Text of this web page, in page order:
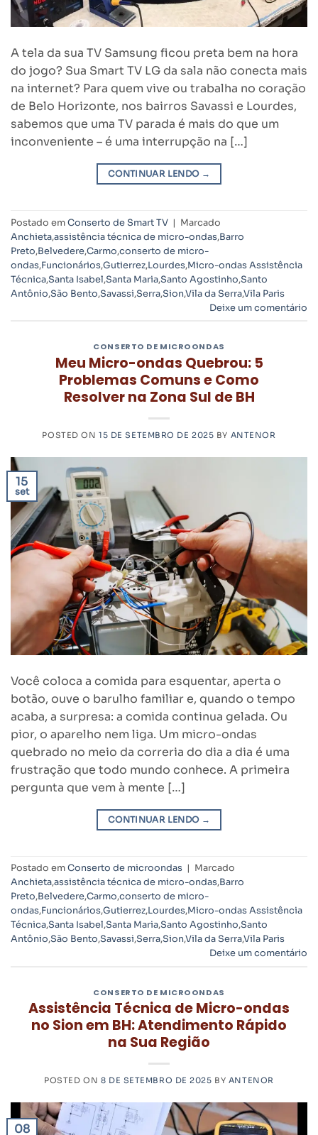
A tela da sua TV Samsung ficou preta bem na hora
do jogo? Sua Smart TV LG da sala não conecta mais
na internet? Para quem vive ou trabalha no coração
de Belo Horizonte, nos bairros Savassi e Lourdes,
sabemos que uma TV parada é mais do que um
inconveniente – é uma interrupção na […]
CONTINUAR LENDO →
Postado emConserto de Smart TV | Marcado
Anchieta,assistência técnica de micro-ondas,Barro
Preto,Belvedere,Carmo,conserto de micro-
ondas,Funcionários,Gutierrez,Lourdes,Micro-ondas Assistência
Técnica,Santa Isabel,Santa Maria,Santo Agostinho,Santo
Antônio,São Bento,Savassi,Serra,Sion,Vila da Serra,Vila Paris
Deixe um comentário
CONSERTO DE MICROONDAS
Meu Micro-ondas Quebrou: 5
Problemas Comuns e Como
Resolver na Zona Sul de BH
POSTED ON15 DE SETEMBRO DE 2025 BY ANTENOR
15
set
Você coloca a comida para esquentar, aperta o
botão, ouve o barulho familiar e, quando o tempo
acaba, a surpresa: a comida continua gelada. Ou
pior, o aparelho nem liga. Um micro-ondas
quebrado no meio da correria do dia a dia é uma
frustração que todo mundo conhece. A primeira
pergunta que vem à mente […]
CONTINUAR LENDO →
Postado emConserto de microondas | Marcado
Anchieta,assistência técnica de micro-ondas,Barro
Preto,Belvedere,Carmo,conserto de micro-
ondas,Funcionários,Gutierrez,Lourdes,Micro-ondas Assistência
Técnica,Santa Isabel,Santa Maria,Santo Agostinho,Santo
Antônio,São Bento,Savassi,Serra,Sion,Vila da Serra,Vila Paris
Deixe um comentário
CONSERTO DE MICROONDAS
Assistência Técnica de Micro-ondas
no Sion em BH: Atendimento Rápido
na Sua Região
POSTED ON 8 DE SETEMBRO DE 2025 BY ANTENOR
08